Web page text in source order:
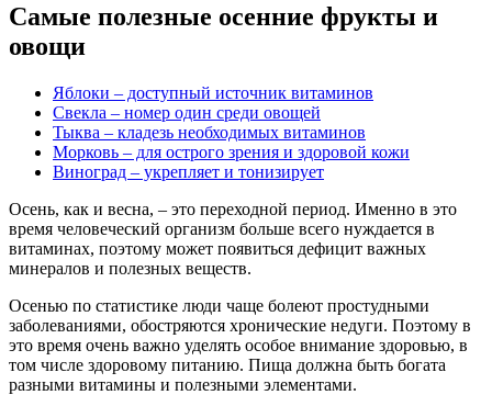
Самые полезные осенние фрукты и
овощи
Яблоки – доступный источник витаминов
Свекла – номер один среди овощей
Тыква – кладезь необходимых витаминов
Морковь – для острого зрения и здоровой кожи
Виноград – укрепляет и тонизирует
Осень, как и весна, – это переходной период. Именно в это
время человеческий организм больше всего нуждается в
витаминах, поэтому может появиться дефицит важных
минералов и полезных веществ.
Осенью по статистике люди чаще болеют простудными
заболеваниями, обостряются хронические недуги. Поэтому в
это время очень важно уделять особое внимание здоровью, в
том числе здоровому питанию. Пища должна быть богата
разными витамины и полезными элементами.